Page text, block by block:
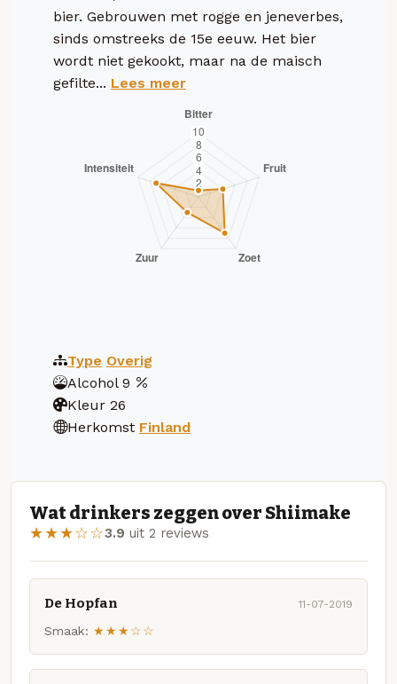
bier. Gebrouwen met rogge en jeneverbes,
sinds omstreeks de 15e eeuw. Het bier
wordt niet gekookt, maar na de maisch
gefilte... Lees meer
Type Overig
Alcohol 9
Kleur 26
Herkomst Finland
Wat drinkers zeggen over Shiimake
★★★☆☆3.9 uit 2 reviews
De Hopfan 11-07-2019
Smaak: ★★★☆☆